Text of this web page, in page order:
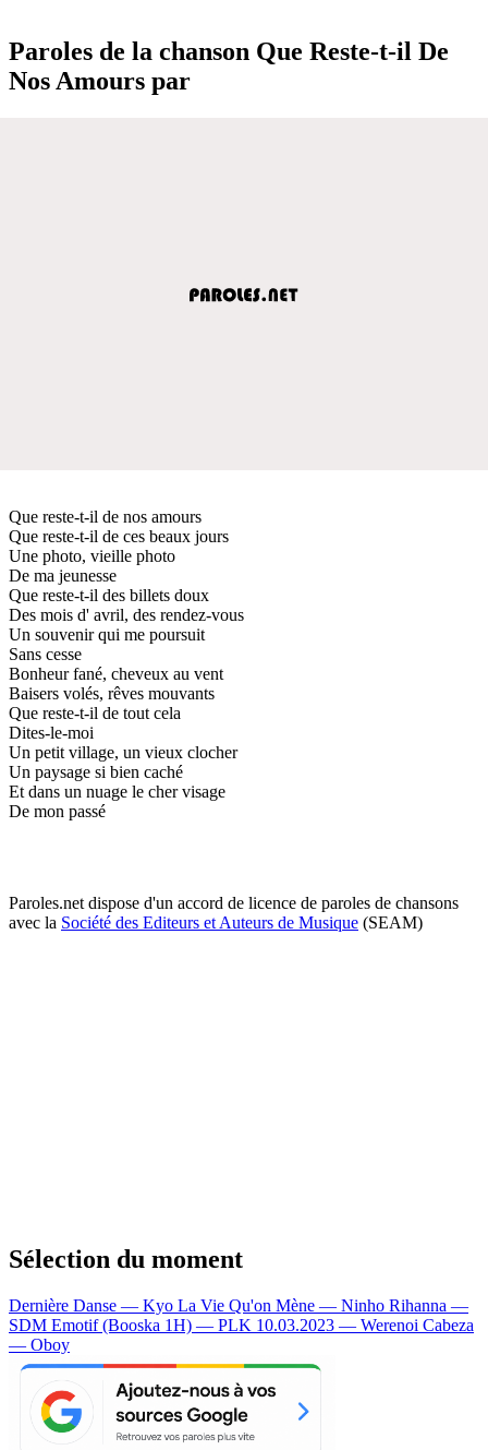
Paroles de la chanson Que Reste-t-il De
Nos Amours par
Que reste-t-il de nos amours
Que reste-t-il de ces beaux jours
Une photo, vieille photo
De ma jeunesse
Que reste-t-il des billets doux
Des mois d' avril, des rendez-vous
Un souvenir qui me poursuit
Sans cesse
Bonheur fané, cheveux au vent
Baisers volés, rêves mouvants
Que reste-t-il de tout cela
Dites-le-moi
Un petit village, un vieux clocher
Un paysage si bien caché
Et dans un nuage le cher visage
De mon passé
Paroles.net dispose d'un accord de licence de paroles de chansons
avec la Société des Editeurs et Auteurs de Musique (SEAM)
Sélection du moment
Dernière Danse — Kyo La Vie Qu'on Mène — Ninho Rihanna —
SDM Emotif (Booska 1H) — PLK 10.03.2023 — Werenoi Cabeza
— Oboy